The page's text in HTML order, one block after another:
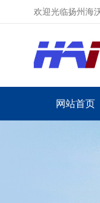
欢迎光临扬州海
网站首页